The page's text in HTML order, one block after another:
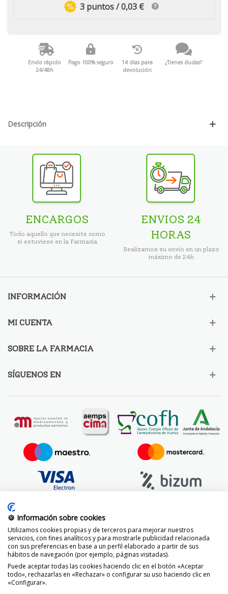
3 puntos / 0,03 €
Envío rápido
24/48h
Pago 100% seguro
14 días para
devolución
¿Tienes dudas?
Descripción
ENCARGOS
Todo aquello que necesite como
si estuviese en la Farmacia
ENVIOS 24
HORAS
Realizamos su envío en un plazo
máximo de 24h
INFORMACIÓN
MI CUENTA
SOBRE LA FARMACIA
SÍGUENOS EN
🍪 Información sobre cookies
Utilizamos cookies propias y de terceros para mejorar nuestros
servicios, con fines analíticos y para mostrarle publicidad relacionada
con sus preferencias en base a un perfil elaborado a partir de sus
hábitos de navegación (por ejemplo, páginas visitadas).
Puede aceptar todas las cookies haciendo clic en el botón «Aceptar
todo», rechazarlas en «Rechazar» o configurar su uso haciendo clic en
«Configurar».